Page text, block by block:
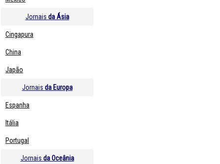
Jornais da Ásia
Cingapura
China
Japão
Jornais da Europa
Espanha
Itália
Portugal
Jornais da Oceânia